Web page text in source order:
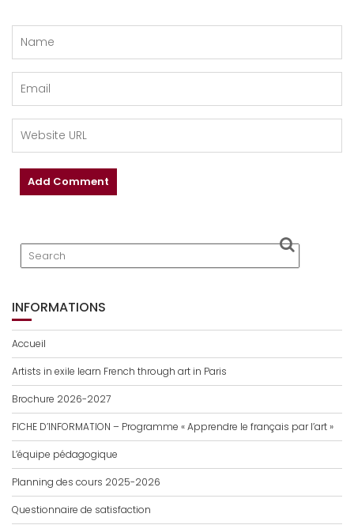
INFORMATIONS
Accueil
Artists in exile learn French through art in Paris
Brochure 2026-2027
FICHE D’INFORMATION – Programme « Apprendre le français par l’art »
L’équipe pédagogique
Planning des cours 2025-2026
Questionnaire de satisfaction